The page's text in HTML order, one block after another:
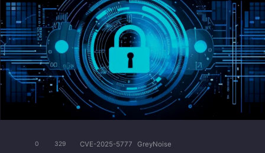
0 329 CVE-2025-5777 GreyNoise